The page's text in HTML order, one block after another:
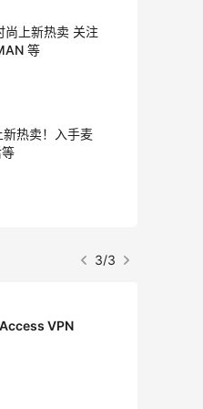
上新热卖 关注
等
热卖！入手麦
3/3
VPN